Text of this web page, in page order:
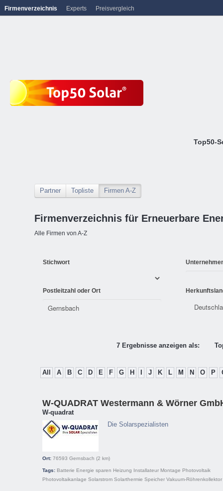
Top50-
Partner Topliste Firmen A-Z
Firmenverzeichnis für Erneuerbare
Alle Firmen von A-Z
Stichwort
Postleitzahl oder Ort
7 Ergebnisse anzeigen als:
All A B C D E F G H J K L M N O P
W-QUADRAT Westermann & Wörner
W-quadrat
Die Solarspezialisten
Ort: 76593 Gernsbach (2 km)
Tags: Batterie Energie sparen Heizung Installateur Montage Photovoltaik
Photovoltaikanlage Solarstrom Solarthermie Speicher Vakuum-Röhrenkollektor
Firmenverzeichnis Experts Preisvergleich